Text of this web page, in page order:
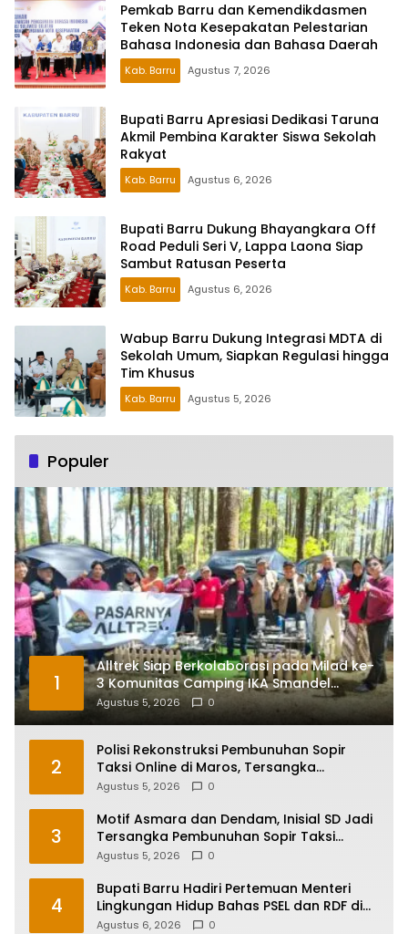
Pemkab Barru dan Kemendikdasmen
Teken Nota Kesepakatan Pelestarian
Bahasa Indonesia dan Bahasa Daerah
Kab. Barru Agustus 7, 2026
Bupati Barru Apresiasi Dedikasi Taruna
Akmil Pembina Karakter Siswa Sekolah
Rakyat
Kab. Barru Agustus 6, 2026
Bupati Barru Dukung Bhayangkara Off
Road Peduli Seri V, Lappa Laona Siap
Sambut Ratusan Peserta
Kab. Barru Agustus 6, 2026
Wabup Barru Dukung Integrasi MDTA di
Sekolah Umum, Siapkan Regulasi hingga
Tim Khusus
Kab. Barru Agustus 5, 2026
Populer
1
Alltrek Siap Berkolaborasi pada Milad ke-
3 Komunitas Camping IKA Smandel
Makassar di Malino
Agustus 5, 2026 0
2
Polisi Rekonstruksi Pembunuhan Sopir
Taksi Online di Maros, Tersangka
Peragakan 24 Adegan
Agustus 5, 2026 0
3
Motif Asmara dan Dendam, Inisial SD Jadi
Tersangka Pembunuhan Sopir Taksi
Online di Maros
Agustus 5, 2026 0
4
Bupati Barru Hadiri Pertemuan Menteri
Lingkungan Hidup Bahas PSEL dan RDF di
Sulsel
Agustus 6, 2026 0